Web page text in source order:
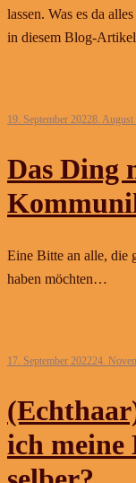
lassen. Was es da
in diesem Blog-
19. September 20228. August
Das Ding
Eine Bitte an alle, die
haben möchten…
17. September 202224.
ich meine